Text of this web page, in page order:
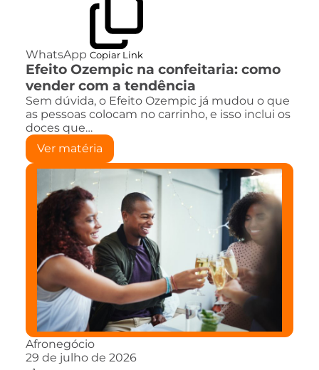
WhatsApp Copiar Link
Efeito Ozempic na confeitaria: como
vender com a tendência
Sem dúvida, o Efeito Ozempic já mudou o que
as pessoas colocam no carrinho, e isso inclui os
doces que…
Ver matéria
Afronegócio
29 de julho de 2026